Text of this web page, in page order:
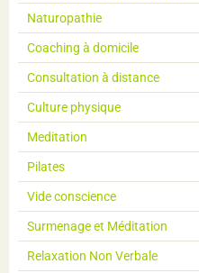
Naturopathie
Coaching à domicile
Consultation à distance
Culture physique
Meditation
Pilates
Vide conscience
Surmenage et Méditation
Relaxation Non Verbale